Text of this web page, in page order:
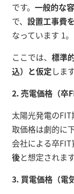
です。 一般的な
で、 設置工事費
なっています 1。
ここでは、 標準
込）と仮定します
2. 売電価格（卒
太陽光発電の
取価格は劇的に
会社による卒FIT
後と想定されます
3. 買電価格（電